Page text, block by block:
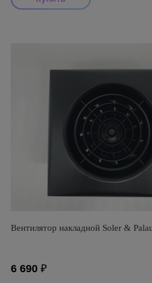
Вентилятор накладной Soler &
6 690 ₽